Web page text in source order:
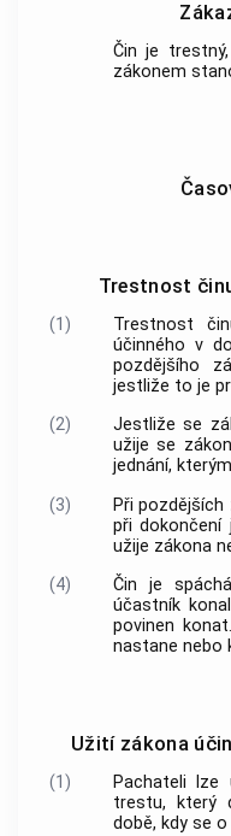
Čin je
zákonem
Trestnost
(1)
Trestnost
účinného v
pozdějšího
jestliže to je
(2)
Jestliže se
užije se
jednání,
(3)
Při
při dokončení
užije zákona
(4)
Čin je
účastník
povinen
nastane nebo
Užití zákona
(1)
Pachateli lze
trestu, který
době, kdy se o